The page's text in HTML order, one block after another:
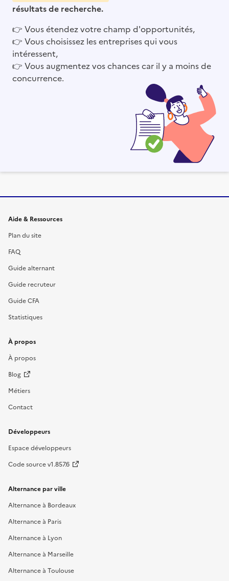
résultats de recherche.
👉 Vous étendez votre champ d'opportunités,
👉 Vous choisissez les entreprises qui vous
intéressent,
👉 Vous augmentez vos chances car il y a moins de
concurrence.
Informations et liens du site
Aide & Ressources
Plan du site
FAQ
Guide alternant
Guide recruteur
Guide CFA
Statistiques
À propos
À propos
Blog
Métiers
Contact
Développeurs
Espace développeurs
Code source v1.857.6
Alternance par ville
Alternance à Bordeaux
Alternance à Paris
Alternance à Lyon
Alternance à Marseille
Alternance à Toulouse